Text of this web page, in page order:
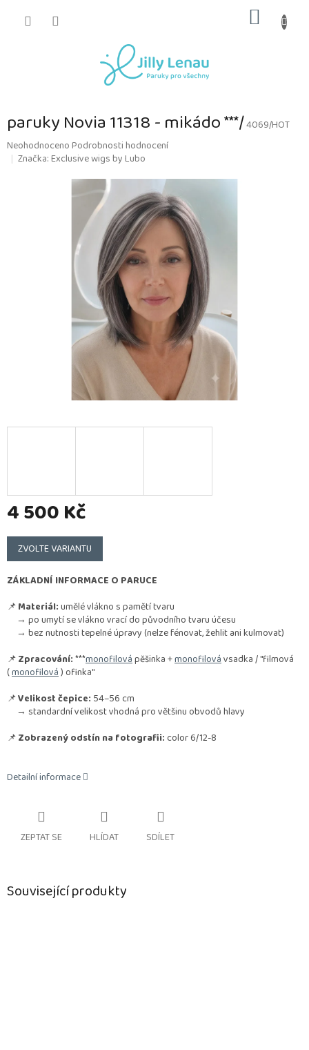
KOŠÍK
paruky Novia 11318 - mikádo ***/4069/HOT
Průměrné
hodnocení
NeohodnocenoPodrobnosti hodnocení
Značka:Exclusive wigs by Lubo
4 500 Kč
Měrná
cena:
ZVOLTE VARIANTU
ZÁKLADNÍ INFORMACE O PARUCE
📌Materiál:umělé vlákno s pamětí tvaru
→ po umytí se vlákno vrací do původního tvaru účesu
→ bez nutnosti tepelné úpravy (nelze fénovat, žehlit ani kulmovat)
📌Zpracování:***monofilovápěšinka +monofilovávsadka / "filmová
(monofilová) ofinka"
📌Velikost čepice: 54–56 cm
→ standardní velikost vhodná pro většinu obvodů hlavy
📌Zobrazený odstín na fotografii: color 6/12-8
Detailní informace
ZEPTAT SE HLÍDAT SDÍLET
Související produkty